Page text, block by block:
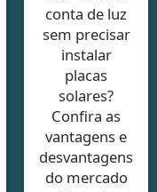
conta de luz
sem precisar
instalar
placas
solares?
Confira as
vantagens e
desvantagens
do mercado